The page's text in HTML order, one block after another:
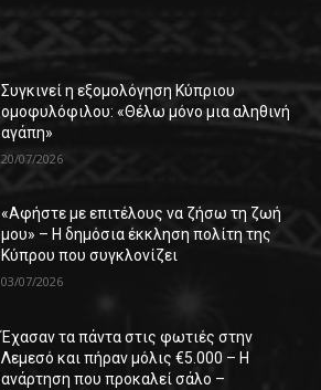
Συγκινεί η εξομολόγηση Κύπριου
ομοφυλόφιλου: «Θέλω μόνο μια αληθινή
αγάπη»
20/07/2026
«Αφήστε με επιτέλους να ζήσω τη ζωή
μου» – Η δημόσια έκκληση πολίτη της
Κύπρου που συγκλονίζει
03/07/2026
Έχασαν τα πάντα στις φωτιές στην
Λεμεσό και πήραν μόλις €5.000 – Η
ανάρτηση που προκαλεί σάλο –